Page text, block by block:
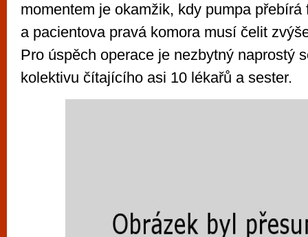
momentem je okamžik, kdy pumpa
a pacientova pravá komora musí čelit
Pro úspěch operace je nezbytný naprostý
kolektivu čítajícího asi 10 lékařů a sester.